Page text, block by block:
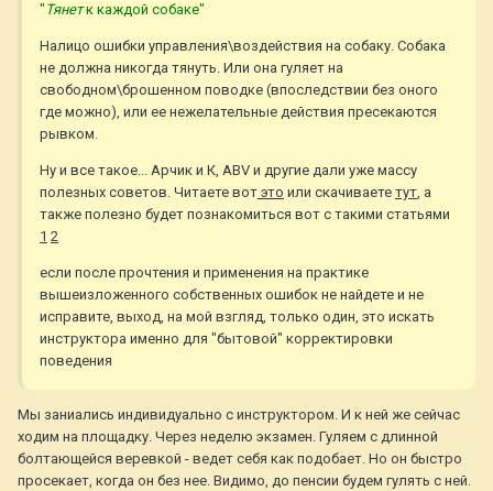
" Тянетк каждой собаке"
Налицо ошибки управления\воздействия на собаку. Собака
не должна никогда тянуть. Или она гуляет на
свободном\брошенном поводке (впоследствии без оного
где можно), или ее нежелательные действия пресекаются
рывком.
Ну и все такое... Арчик и К, ABV и другие дали уже массу
полезных советов. Читаете вот это или скачиваете тут, а
также полезно будет познакомиться вот с такими статьями
1 2
если после прочтения и применения на практике
вышеизложенного собственных ошибок не найдете и не
исправите, выход, на мой взгляд, только один, это искать
инструктора именно для "бытовой" корректировки
поведения
Мы заниались индивидуально с инструктором. И к ней же сейчас
ходим на площадку. Через неделю экзамен. Гуляем с длинной
болтающейся веревкой - ведет себя как подобает. Но он быстро
просекает, когда он без нее. Видимо, до пенсии будем гулять с ней.